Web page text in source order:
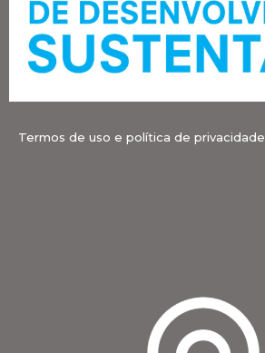
Termos de uso e política de privacidade